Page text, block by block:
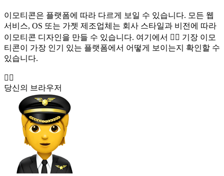
이모티콘은 플랫폼에 따라 다르게 보일 수 있습니다. 모든 웹
서비스, OS 또는 가젯 제조업체는 회사 스타일과 비전에 따라
이모티콘 디자인을 만들 수 있습니다. 여기에서 🧑‍✈️ 기장 이모
티콘이 가장 인기 있는 플랫폼에서 어떻게 보이는지 확인할 수
있습니다.
🧑‍✈️
당신의 브라우저